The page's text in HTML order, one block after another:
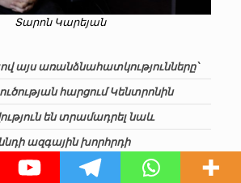
Տարոն Կարեյան
այս առանձնահատկությունները՝
հարցում Կենտրոնին
են տրամադրել նաև
ազգային խորհրդի
Ալբերտո Մանտովանին և Դանիայի